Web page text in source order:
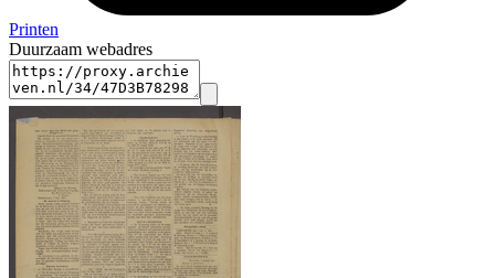
Printen
Duurzaam webadres